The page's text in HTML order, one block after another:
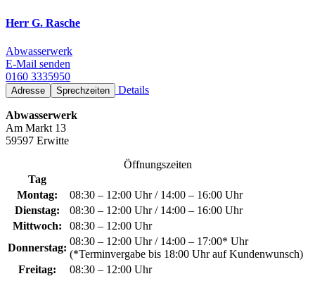
Herr G. Rasche
Abwasserwerk
E-Mail senden
0160 3335950
Adresse Sprechzeiten Details
Abwasserwerk
Am Markt 13
59597 Erwitte
Öffnungszeiten
Tag
Montag:
08:30 – 12:00 Uhr / 14:00 – 16:00 Uhr
Dienstag:
08:30 – 12:00 Uhr / 14:00 – 16:00 Uhr
Mittwoch:
08:30 – 12:00 Uhr
Donnerstag:
08:30 – 12:00 Uhr / 14:00 – 17:00* Uhr
(*Terminvergabe bis 18:00 Uhr auf Kundenwunsch)
Freitag:
08:30 – 12:00 Uhr